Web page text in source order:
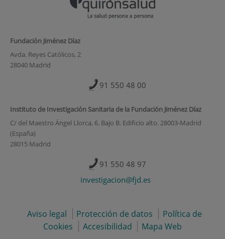
Fundación Jiménez Díaz
Avda. Reyes Católicos, 2
28040 Madrid
91 550 48 00
Instituto de Investigación Sanitaria de la Fundación Jiménez Díaz
C/ del Maestro Ángel Llorca, 6. Bajo B. Edificio alto. 28003-Madrid
(España)
28015 Madrid
91 550 48 97
investigacion@fjd.es
Aviso legal Protección de datos
Política de
Cookies
Accesibilidad Mapa Web